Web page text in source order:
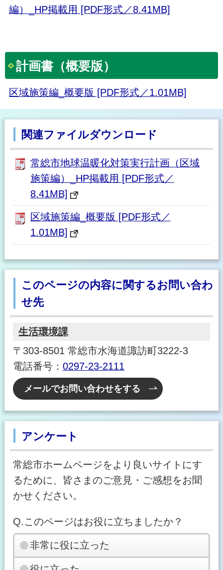
編）_HP掲載用 [PDF形式／8.41MB]
計画書（概要版）
区域施策編_概要版 [PDF形式／1.01MB]
関連ファイルダウンロード
常総市地球温暖化対策実行計画（区域
施策編）_HP掲載用 [PDF形式／
8.41MB]
区域施策編_概要版 [PDF形式／
1.01MB]
このページの内容に関するお問い合わ
せ先
生活環境課
〒303-8501 常総市水海道諏訪町3222-3
電話番号： 0297-23-2111
メールでお問い合わせをする
アンケート
常総市ホームページをより良いサイトにす
るために、皆さまのご意見・ご感想をお聞
かせください。
Q.このページはお役に立ちましたか？
非常に役に立った